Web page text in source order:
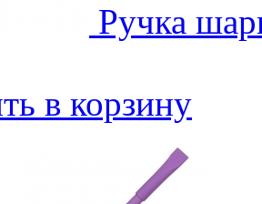
Ручка
в корзину